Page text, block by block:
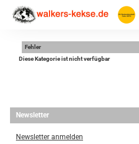
Fehler
Diese Kategorie ist nicht verfügbar
Newsletter
Newsletter anmelden